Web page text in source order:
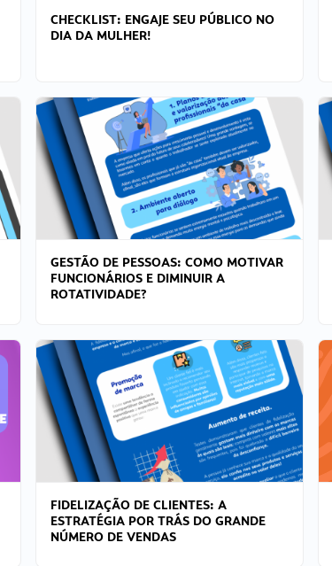
CHECKLIST: ENGAJE SEU PÚBLICO NO
DIA DA MULHER!
GESTÃO DE PESSOAS: COMO MOTIVAR
FUNCIONÁRIOS E DIMINUIR A
ROTATIVIDADE?
FIDELIZAÇÃO DE CLIENTES: A
ESTRATÉGIA POR TRÁS DO GRANDE
NÚMERO DE VENDAS